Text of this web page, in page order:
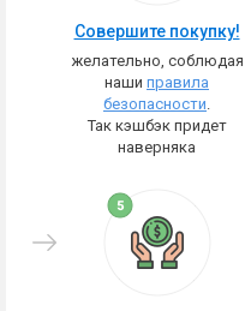
Совершите покупку!
желательно, соблюдая
наши правила
безопасности.
Так кэшбэк придет
наверняка